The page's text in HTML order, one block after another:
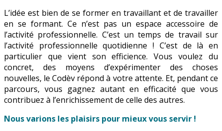
L’idée est bien de se former en travaillant et de travailler
en se formant. Ce n’est pas un espace accessoire de
l’activité professionnelle. C’est un temps de travail sur
l’activité professionnelle quotidienne ! C’est de là en
particulier que vient son efficience. Vous voulez du
concret, des moyens d’expérimenter des choses
nouvelles, le Codèv répond à votre attente. Et, pendant ce
parcours, vous gagnez autant en efficacité que vous
contribuez à l’enrichissement de celle des autres.
Nous varions les plaisirs pour mieux vous servir !